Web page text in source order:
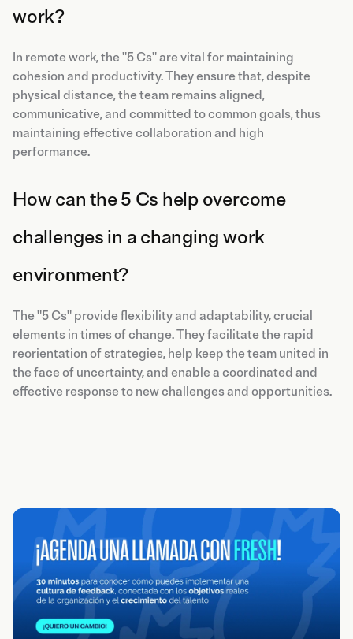
work?
In remote work, the "5 Cs" are vital for maintaining
cohesion and productivity. They ensure that, despite
physical distance, the team remains aligned,
communicative, and committed to common goals, thus
maintaining effective collaboration and high
performance.
How can the 5 Cs help overcome
challenges in a changing work
environment?
The "5 Cs" provide flexibility and adaptability, crucial
elements in times of change. They facilitate the rapid
reorientation of strategies, help keep the team united in
the face of uncertainty, and enable a coordinated and
effective response to new challenges and opportunities.